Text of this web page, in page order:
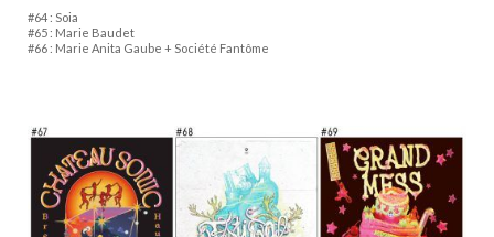
#64 : Soia
#65 : Marie Baudet
#66 : Marie Anita Gaube + Société Fantôme